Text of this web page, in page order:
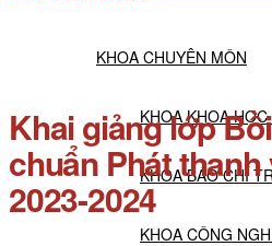
KHOA CHUYÊN MÔN
KHOA KHOA
KHOA BÁO CHÍ
KHOA CÔNG
Khai giảng lớp
chuẩn Phát
2023-2024